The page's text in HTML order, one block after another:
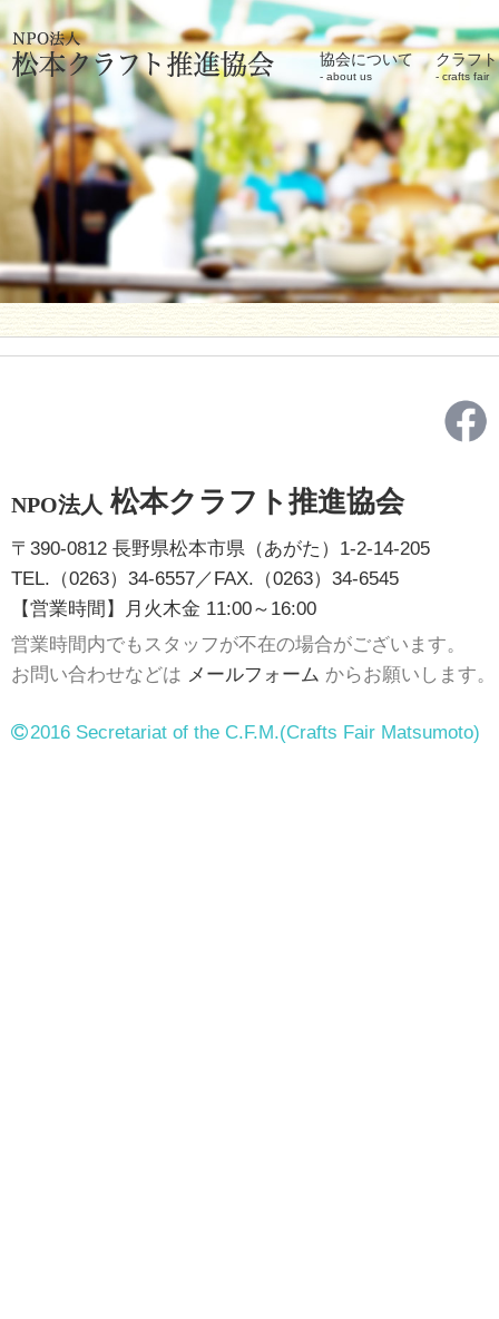
協会について
about us
クラフ
crafts fair
NPO法人 松本クラフト推進協会
〒390-0812 長野県松本市県（あがた）1-2-14-205
TEL.（0263）34-6557／FAX.（0263）34-6545
【営業時間】月火木金 11:00～16:00
営業時間内でもスタッフが不在の場合がございます。
お問い合わせなどは メールフォーム からお願いします。
2016 Secretariat of the C.F.M.(Crafts Fair Matsumoto)